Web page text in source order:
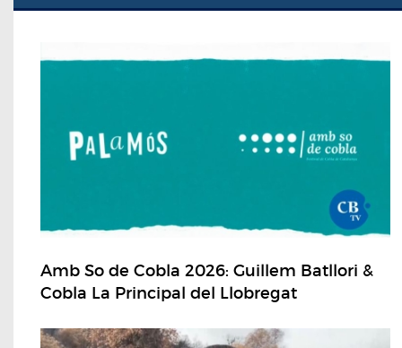
Amb So de Cobla 2026: Guillem Batllori &
Cobla La Principal del Llobregat